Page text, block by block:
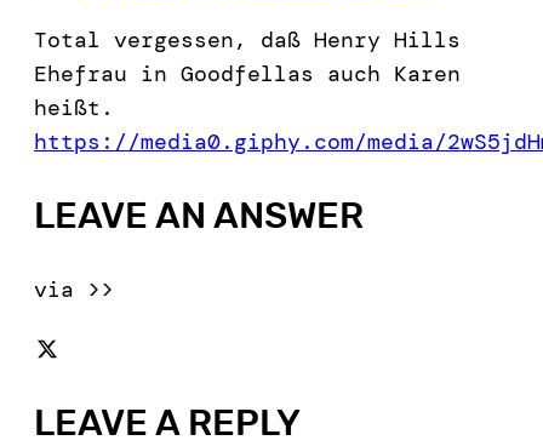
Total vergessen, daß Henry Hills
Ehefrau in Goodfellas auch Karen
heißt.
https://media0.giphy.com/media/
LEAVE AN ANSWER
via >>
LEAVE A REPLY